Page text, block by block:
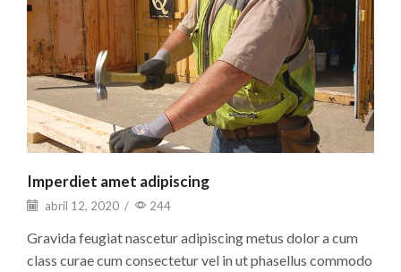
Imperdiet amet adipiscing
abril 12, 2020 / 244
Gravida feugiat nascetur adipiscing metus dolor a cum
class curae cum consectetur vel in ut phasellus commodo